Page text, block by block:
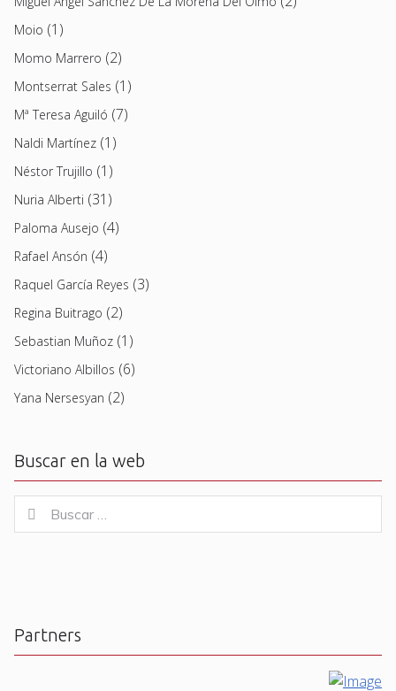
Moio (1)
Momo Marrero (2)
Montserrat Sales (1)
Mª Teresa Aguiló (7)
Naldi Martínez (1)
Néstor Trujillo (1)
Nuria Alberti (31)
Paloma Ausejo (4)
Rafael Ansón (4)
Raquel García Reyes (3)
Regina Buitrago (2)
Sebastian Muñoz (1)
Victoriano Albillos (6)
Yana Nersesyan (2)
Buscar en la web
for:
Buscar
Partners